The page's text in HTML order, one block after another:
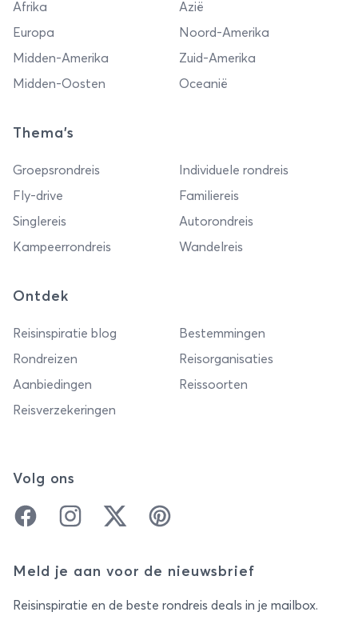
Afrika
Azië
Europa
Noord-Amerika
Midden-Amerika
Zuid-Amerika
Midden-Oosten
Oceanië
Thema's
Groepsrondreis
Individuele rondreis
Fly-drive
Familiereis
Singlereis
Autorondreis
Kampeerrondreis
Wandelreis
Ontdek
Reisinspiratie blog
Bestemmingen
Rondreizen
Reisorganisaties
Aanbiedingen
Reissoorten
Reisverzekeringen
Volg ons
FacebookInstagramTwitter Pinterest
Meld je aan voor de nieuwsbrief
Reisinspiratie en de beste rondreis deals in je mailbox.